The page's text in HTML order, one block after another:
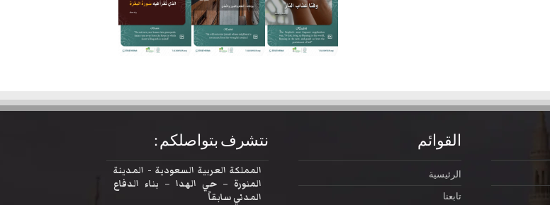
القوائم
الرئيسية
تابعنا
نتشرف بتواصلكم :
المملكة العربية السعودية - المدينة
المنورة – حي الهدا – بناء الدفاع
المدني سابقاً